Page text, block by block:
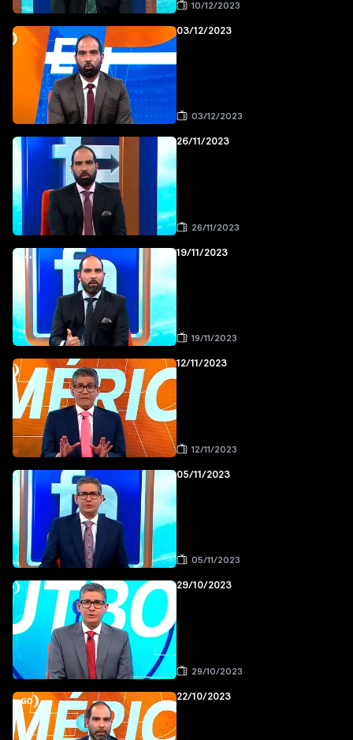
10/12/2023
03/12/2023
03/12/2023
26/11/2023
26/11/2023
19/11/2023
19/11/2023
12/11/2023
12/11/2023
05/11/2023
05/11/2023
29/10/2023
29/10/2023
22/10/2023